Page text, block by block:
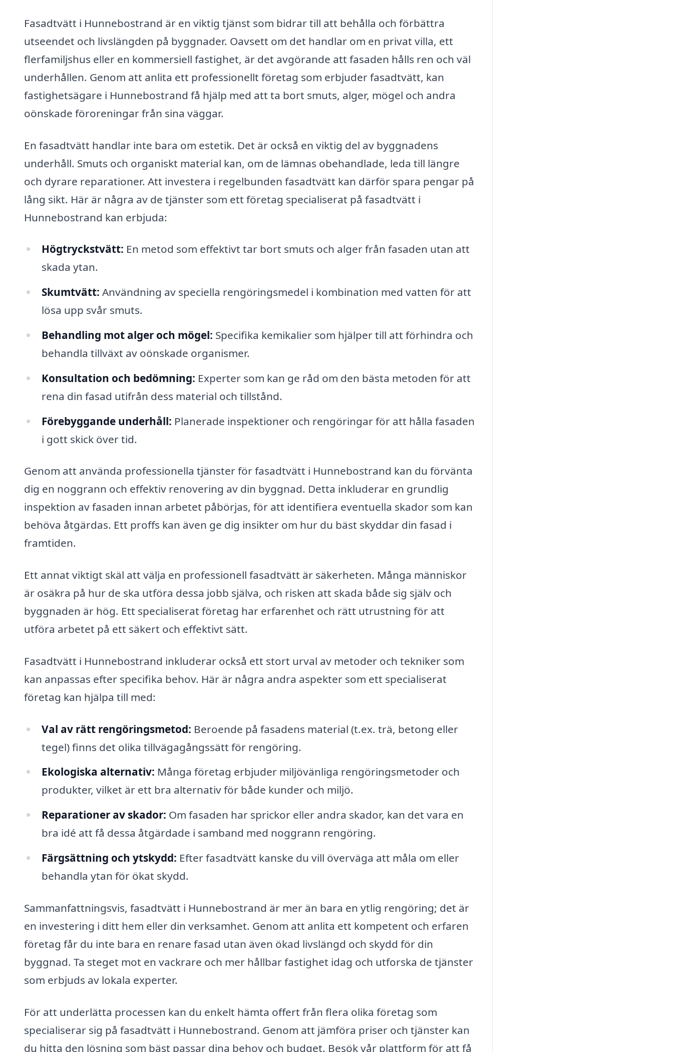
Fasadtvätt i Hunnebostrand är en viktig tjänst som bidrar till att behålla och förbättra
utseendet och livslängden på byggnader. Oavsett om det handlar om en privat villa, ett
flerfamiljshus eller en kommersiell fastighet, är det avgörande att fasaden hålls ren och väl
underhållen. Genom att anlita ett professionellt företag som erbjuder fasadtvätt, kan
fastighetsägare i Hunnebostrand få hjälp med att ta bort smuts, alger, mögel och andra
oönskade föroreningar från sina väggar.
En fasadtvätt handlar inte bara om estetik. Det är också en viktig del av byggnadens
underhåll. Smuts och organiskt material kan, om de lämnas obehandlade, leda till längre
och dyrare reparationer. Att investera i regelbunden fasadtvätt kan därför spara pengar på
lång sikt. Här är några av de tjänster som ett företag specialiserat på fasadtvätt i
Hunnebostrand kan erbjuda:
Högtryckstvätt: En metod som effektivt tar bort smuts och alger från fasaden utan att
skada ytan.
Skumtvätt: Användning av speciella rengöringsmedel i kombination med vatten för att
lösa upp svår smuts.
Behandling mot alger och mögel: Specifika kemikalier som hjälper till att förhindra och
behandla tillväxt av oönskade organismer.
Konsultation och bedömning: Experter som kan ge råd om den bästa metoden för att
rena din fasad utifrån dess material och tillstånd.
Förebyggande underhåll: Planerade inspektioner och rengöringar för att hålla fasaden
i gott skick över tid.
Genom att använda professionella tjänster för fasadtvätt i Hunnebostrand kan du förvänta
dig en noggrann och effektiv renovering av din byggnad. Detta inkluderar en grundlig
inspektion av fasaden innan arbetet påbörjas, för att identifiera eventuella skador som kan
behöva åtgärdas. Ett proffs kan även ge dig insikter om hur du bäst skyddar din fasad i
framtiden.
Ett annat viktigt skäl att välja en professionell fasadtvätt är säkerheten. Många människor
är osäkra på hur de ska utföra dessa jobb själva, och risken att skada både sig själv och
byggnaden är hög. Ett specialiserat företag har erfarenhet och rätt utrustning för att
utföra arbetet på ett säkert och effektivt sätt.
Fasadtvätt i Hunnebostrand inkluderar också ett stort urval av metoder och tekniker som
kan anpassas efter specifika behov. Här är några andra aspekter som ett specialiserat
företag kan hjälpa till med:
Val av rätt rengöringsmetod: Beroende på fasadens material (t.ex. trä, betong eller
tegel) finns det olika tillvägagångssätt för rengöring.
Ekologiska alternativ: Många företag erbjuder miljövänliga rengöringsmetoder och
produkter, vilket är ett bra alternativ för både kunder och miljö.
Reparationer av skador: Om fasaden har sprickor eller andra skador, kan det vara en
bra idé att få dessa åtgärdade i samband med noggrann rengöring.
Färgsättning och ytskydd: Efter fasadtvätt kanske du vill överväga att måla om eller
behandla ytan för ökat skydd.
Sammanfattningsvis, fasadtvätt i Hunnebostrand är mer än bara en ytlig rengöring; det är
en investering i ditt hem eller din verksamhet. Genom att anlita ett kompetent och erfaren
företag får du inte bara en renare fasad utan även ökad livslängd och skydd för din
byggnad. Ta steget mot en vackrare och mer hållbar fastighet idag och utforska de tjänster
som erbjuds av lokala experter.
För att underlätta processen kan du enkelt hämta offert från flera olika företag som
specialiserar sig på fasadtvätt i Hunnebostrand. Genom att jämföra priser och tjänster kan
du hitta den lösning som bäst passar dina behov och budget. Besök vår plattform för att få